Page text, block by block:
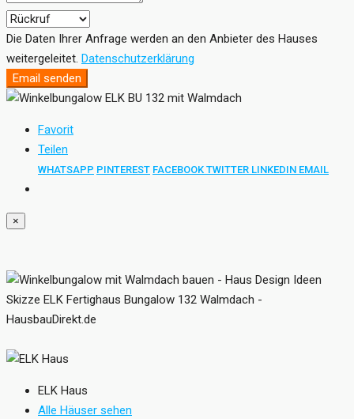
Die Daten Ihrer Anfrage werden an den Anbieter des Hauses
weitergeleitet. Datenschutzerklärung
Email senden
Favorit
Teilen
WHATSAPP PINTEREST FACEBOOK TWITTER LINKEDIN EMAIL
×
ELK Haus
Alle Häuser sehen